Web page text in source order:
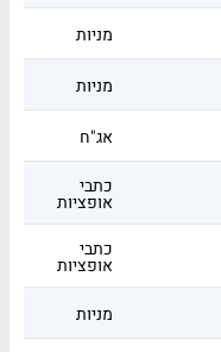
מניות
מניות
אג"ח
כתבי
אופציות
כתבי
אופציות
מניות